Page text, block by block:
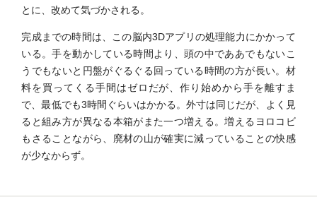
とに、改めて気づかされる。
完成までの時間は、この脳内3Dアプリの処理能力にかかって
いる。手を動かしている時間より、頭の中でああでもないこ
うでもないと円盤がぐるぐる回っている時間の方が長い。材
料を買ってくる手間はゼロだが、作り始めから手を離すま
で、最低でも3時間ぐらいはかかる。外寸は同じだが、よく見
ると組み方が異なる本箱がまた一つ増える。増えるヨロコビ
もさることながら、廃材の山が確実に減っていることの快感
が少なからず。